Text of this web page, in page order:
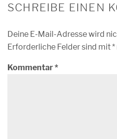
SCHREIBE EINEN
Deine E-Mail-Adresse wird
Erforderliche Felder sind mit*
Kommentar*